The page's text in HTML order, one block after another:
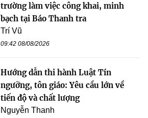
trường làm việc công khai, minh
bạch tại Báo Thanh tra
Trí Vũ
09:42 08/08/2026
Hướng dẫn thi hành Luật Tín
ngưỡng, tôn giáo: Yêu cầu lớn về
tiến độ và chất lượng
Nguyễn Thanh